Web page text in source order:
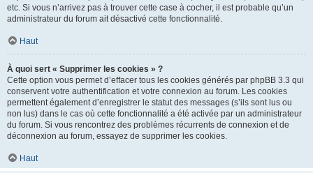
etc. Si vous n’arrivez pas à trouver cette case à cocher, il est probable qu’un
administrateur du forum ait désactivé cette fonctionnalité.
Haut
À quoi sert « Supprimer les cookies » ?
Cette option vous permet d’effacer tous les cookies générés par phpBB 3.3 qui
conservent votre authentification et votre connexion au forum. Les cookies
permettent également d’enregistrer le statut des messages (s’ils sont lus ou
non lus) dans le cas où cette fonctionnalité a été activée par un administrateur
du forum. Si vous rencontrez des problèmes récurrents de connexion et de
déconnexion au forum, essayez de supprimer les cookies.
Haut